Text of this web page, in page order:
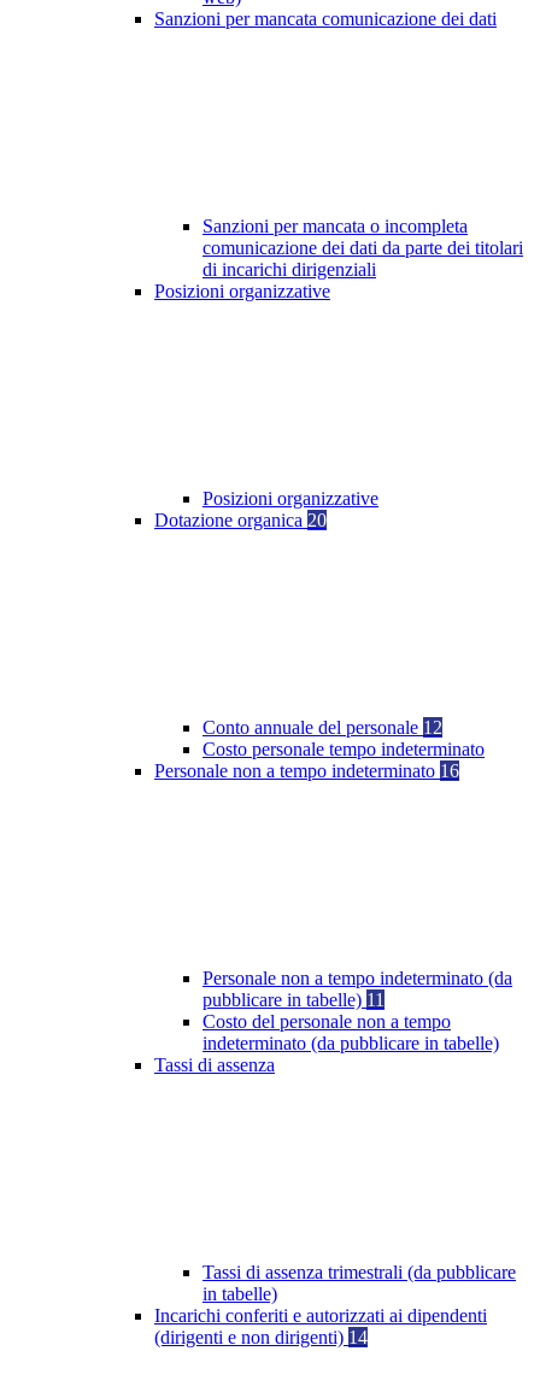
Sanzioni per mancata comunicazione dei dati
Sanzioni per mancata o incompleta
comunicazione dei dati da parte dei titolari
di incarichi dirigenziali
Posizioni organizzative
Posizioni organizzative
Dotazione organica 20
Conto annuale del personale 12
Costo personale tempo indeterminato
Personale non a tempo indeterminato 16
Personale non a tempo indeterminato (da
pubblicare in tabelle) 11
Costo del personale non a tempo
indeterminato (da pubblicare in tabelle)
Tassi di assenza
Tassi di assenza trimestrali (da pubblicare
in tabelle)
Incarichi conferiti e autorizzati ai dipendenti
(dirigenti e non dirigenti) 14